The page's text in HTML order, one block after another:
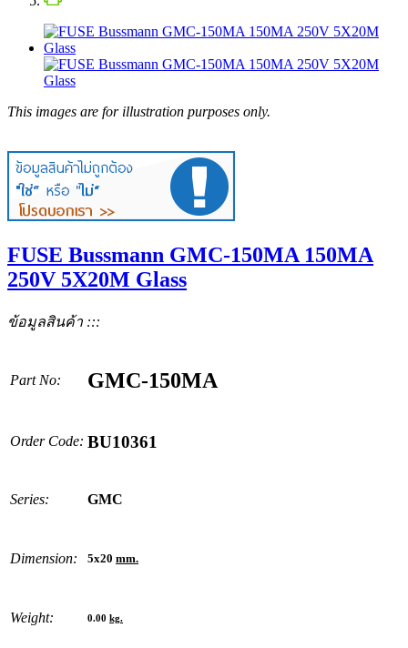
This images are for illustration purposes only.
FUSE Bussmann GMC-150MA 150MA
250V 5X20M Glass
ข้อมูลสินค้า :::
Part No: GMC-150MA
Order Code: BU10361
Series: GMC
Dimension: 5x20 mm.
Weight: 0.00 kg.